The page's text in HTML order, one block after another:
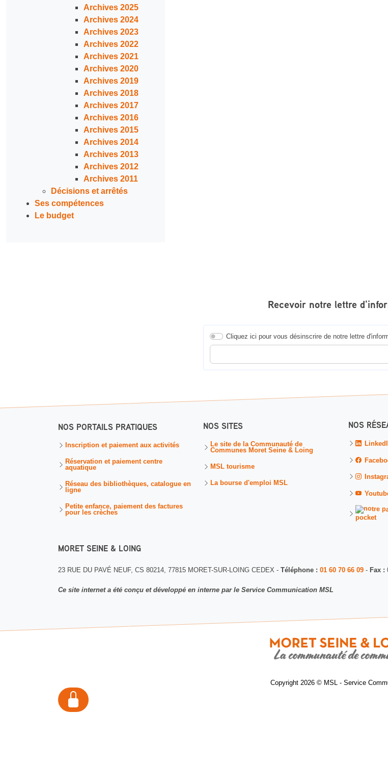
Archives 2025
Archives 2024
Archives 2023
Archives 2022
Archives 2021
Archives 2020
Archives 2019
Archives 2018
Archives 2017
Archives 2016
Archives 2015
Archives 2014
Archives 2013
Archives 2012
Archives 2011
Décisions et arrêtés
Ses compétences
Le budget
Recevoir notre lettre
Cliquez ici pour vous désinscrire de notre lettre
Entrer votre adresse courriel pour recevoir notre lettre
NOS PORTAILS PRATIQUES
Inscription et paiement aux activités
Réservation et paiement centre
aquatique
Réseau des bibliothèques, catalogue en
ligne
Petite enfance, paiement des factures
pour les crèches
NOS SITES
Le site de la Communauté de
Communes Moret Seine & Loing
MSL tourisme
La bourse d'emploi MSL
NOS
pocket
MORET SEINE & LOING
23 RUE DU PAVÉ NEUF, CS 80214, 77815 MORET-SUR-LOING CEDEX - Téléphone : 01 60 70 66 09 - Fax :
Ce site internet a été conçu et développé en interne par le Service Communication MSL
Copyright 2026 © MSL - Service